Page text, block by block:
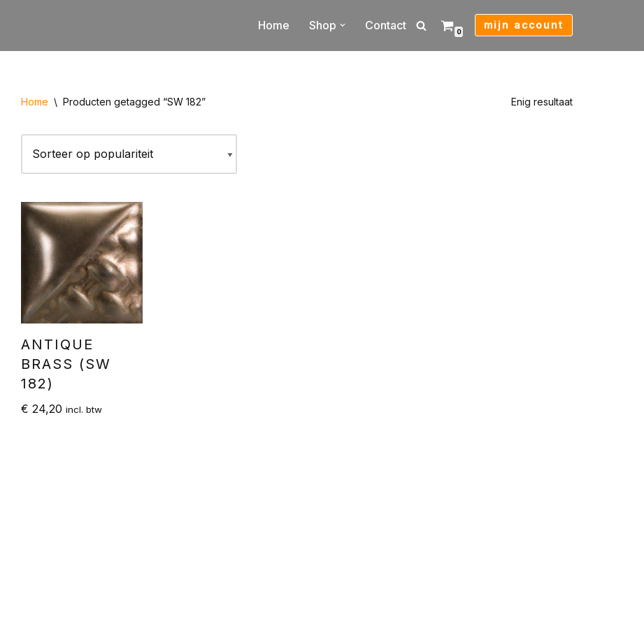
Home Shop Contact 0
mijn account
Home \ Producten getagged “SW 182” Enig resultaat
ANTIQUE
BRASS (SW
182)
€ 24,20 incl. btw